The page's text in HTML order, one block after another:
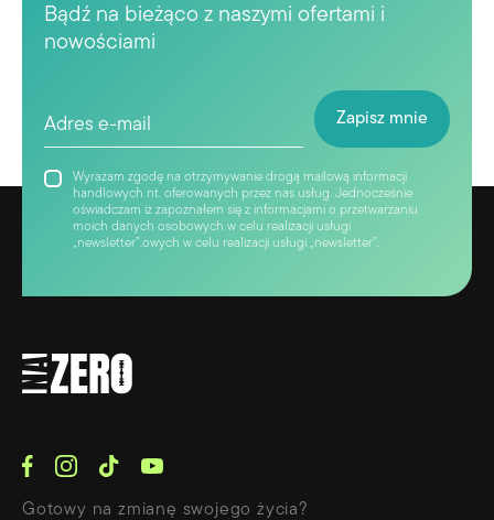
Bądź na bieżąco z naszymi ofertami i
nowościami
Wyrażam zgodę na otrzymywanie drogą mailową informacji
handlowych nt. oferowanych przez nas usług. Jednocześnie
oświadczam iż zapoznałem się z informacjami o przetwarzaniu
moich danych osobowych w celu realizacji usługi
„newsletter”.owych w celu realizacji usługi „newsletter”.
Gotowy na zmianę swojego życia?